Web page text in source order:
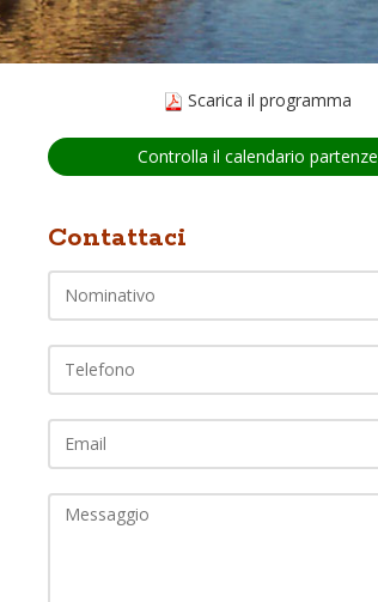
Scarica il programma
Controlla il calendario partenze
Contattaci